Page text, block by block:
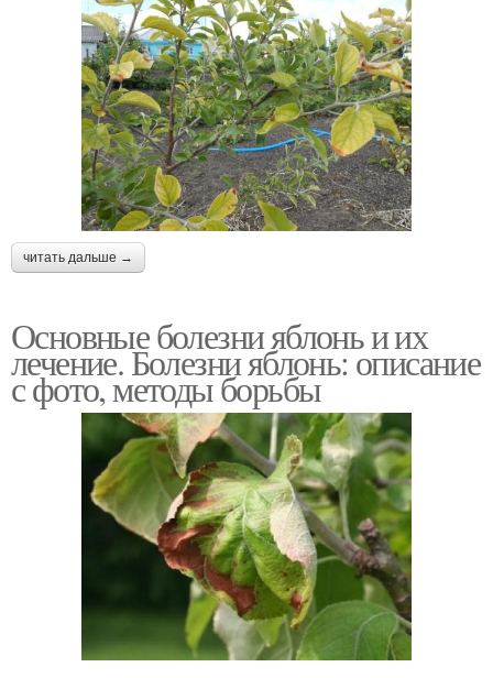
читать дальше →
Основные болезни яблонь и их
лечение. Болезни яблонь: описание
с фото, методы борьбы